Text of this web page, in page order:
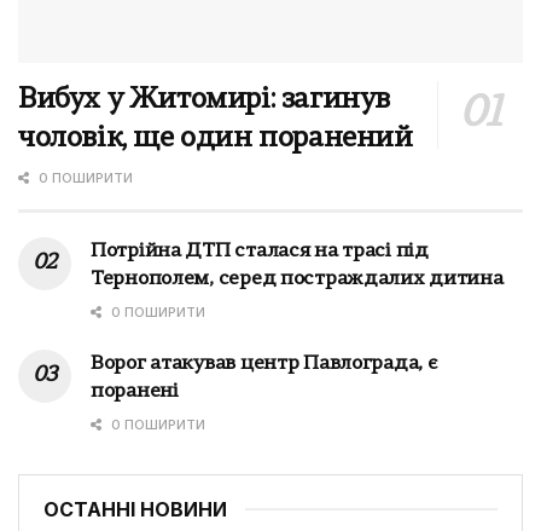
Вибух у Житомирі: загинув
чоловік, ще один поранений
0 ПОШИРИТИ
Потрійна ДТП сталася на трасі під
Тернополем, серед постраждалих дитина
0 ПОШИРИТИ
Ворог атакував центр Павлограда, є
поранені
0 ПОШИРИТИ
ОСТАННІ НОВИНИ